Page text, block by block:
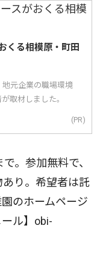
くる相模原・町田
地元企業の職場環境
取材しました。
(PR)
。参加無料で、
り。希望者は託
のホームページ
ル】obi-